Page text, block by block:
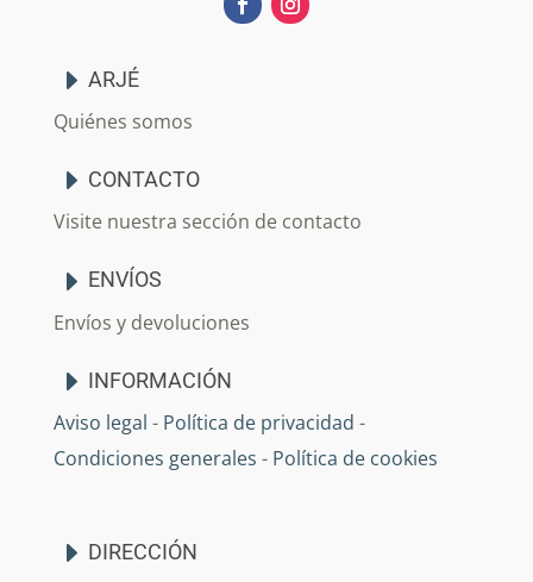
ARJÉ
Quiénes somos
CONTACTO
Visite nuestra sección de contacto
ENVÍOS
Envíos y devoluciones
INFORMACIÓN
Aviso legal - Política de privacidad -
Condiciones generales - Política de cookies
DIRECCIÓN